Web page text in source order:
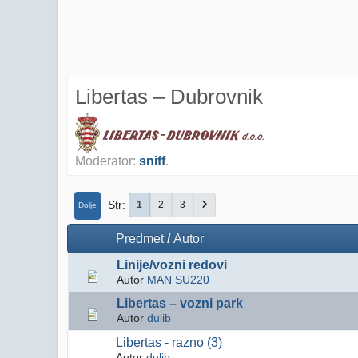
Libertas – Dubrovnik
Moderator: sniff.
Dolje Str 1 2 3
Predmet/Autor
Linije/vozni redovi
Autor MAN SU220
Libertas – vozni park
Autor dulib
Libertas - razno (3)